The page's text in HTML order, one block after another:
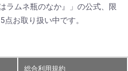
ラムネ瓶のなか』」の公式、限
お取り扱い中です。
総合利用規約